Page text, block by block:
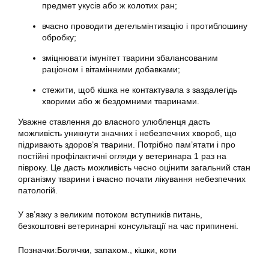
предмет укусів або ж колотих ран;
вчасно проводити дегельмінтизацію і протиблошину
обробку;
зміцнювати імунітет тварини збалансованим
раціоном і вітамінними добавками;
стежити, щоб кішка не контактувала з заздалегідь
хворими або ж бездомними тваринами.
Уважне ставлення до власного улюбленця дасть
можливість уникнути значних і небезпечних хвороб, що
підривають здоров’я тварини. Потрібно пам’ятати і про
постійні профілактичні огляди у ветеринара 1 раз на
півроку. Це дасть можливість чесно оцінити загальний стан
організму тварини і вчасно почати лікування небезпечних
патологій.
У зв’язку з великим потоком вступників питань,
безкоштовні ветеринарні консультації на час припинені.
Позначки:Болячки запахом. кішки коти